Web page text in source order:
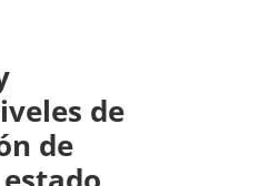
de
de